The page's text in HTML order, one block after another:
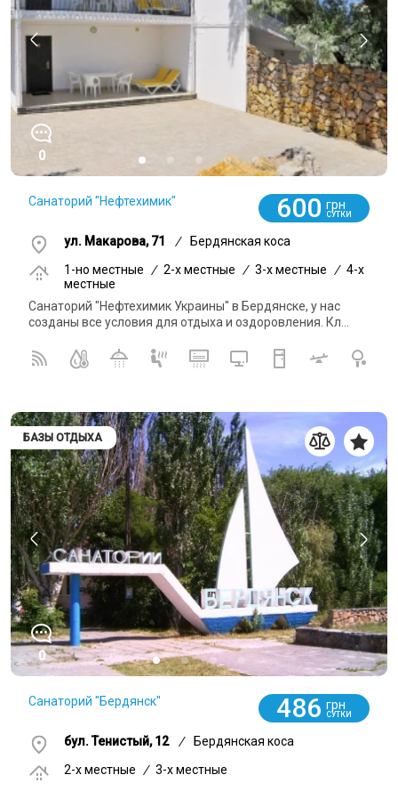
0
Санаторий "Нефтехимик" 600 грн
СУТКИ
ул. Макарова, 71 /
Бердянская коса
1-но местные
/ 2-x местные / 3-x местные / 4-x
местные
Санаторий "Нефтехимик Украины" в Бердянске, у нас
созданы все условия для отдыха и оздоровления. Кл...
БАЗЫ ОТДЫХА
0
Санаторий "Бердянск" 486 грн
СУТКИ
бул. Тенистый, 12 /
Бердянская коса
2-x местные
/ 3-x местные